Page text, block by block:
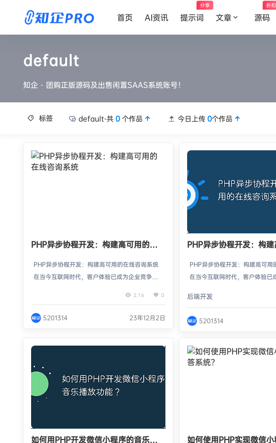
首页 AI资讯 提示词
分享
文章 源码
折扣
default
知企 - 团购正版源码及出售闲置SAAS系统账号！
标签 default-共 0 个作品 今日上传 0个作品
PHP异步协程开发：构建高可用的在
PHP异步协程开发：构建高可用的在线咨询系统
在当今互联网时代，客户体验已成为企业竞争的
标。在线咨询系统是供用户与客服进行实时交流
有效地解决这一难题…
2.1k 0
5201314 23年12月2日
PHP异步协程开发：构
PHP异步协程开发：构建高可用
在当今互联网时代，客户体验已
理速度和响应时间越来越成为用
的一种应用，被广泛应用于电商
也对在线咨询系统提出了更高的
异步协程技术，构建高可用的在
后端开发
5201314
如何用PHP开发微信小程序的音乐播 如何使用PHP实现微信